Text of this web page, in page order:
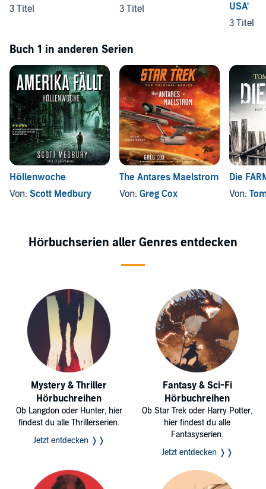
3 Titel
3 Titel
USA'
3 Titel
Buch 1 in anderen Serien
Höllenwoche
Von: Scott Medbury
The Antares Maelstrom
Von: Greg Cox
Die
Von:
Hörbuchserien aller Genres entdecken
Mystery & Thriller
Hörbuchreihen
Ob Langdon oder Hunter, hier
findest du alle Thrillerserien.
Jetzt entdecken ❭❭
Fantasy & Sci-Fi
Hörbuchreihen
Ob Star Trek oder Harry Potter,
hier findest du alle
Fantasyserien.
Jetzt entdecken ❭❭